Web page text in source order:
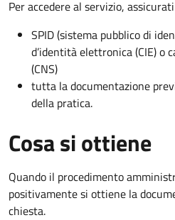
Per accedere al servizio,
SPID (sistema pubblico di
d’identità elettronica (CIE) o
(CNS)
tutta la documentazione
della pratica.
Cosa si ottiene
Quando il procedimento
positivamente si ottiene la
chiesta.